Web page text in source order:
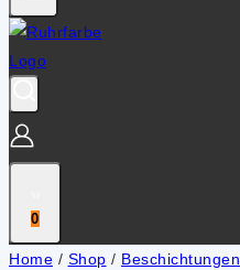
0
Home / Shop / Beschichtungen